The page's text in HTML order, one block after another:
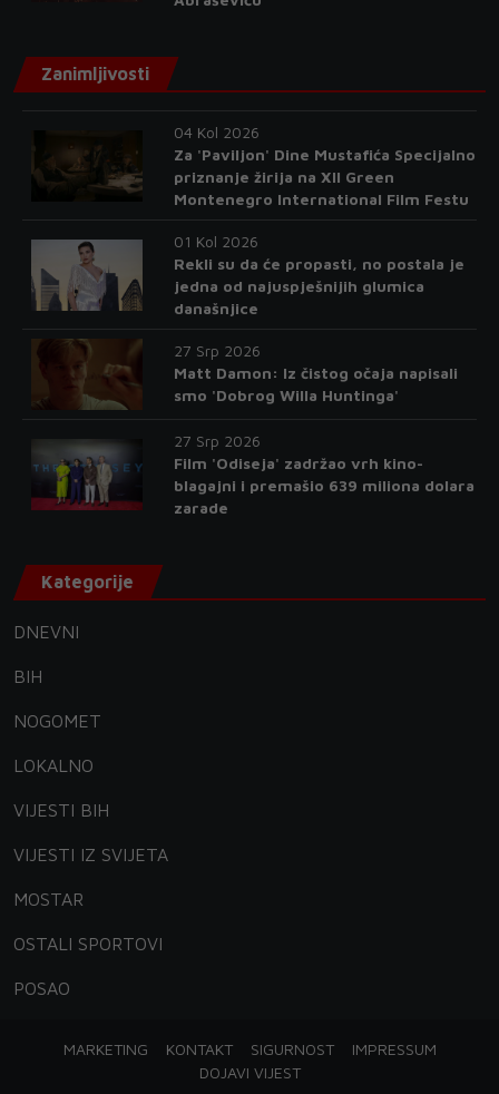
Zanimljivosti
04 Kol 2026
Za 'Paviljon' Dine Mustafića Specijalno
priznanje žirija na XII Green
Montenegro International Film Festu
01 Kol 2026
Rekli su da će propasti, no postala je
jedna od najuspješnijih glumica
današnjice
27 Srp 2026
Matt Damon: Iz čistog očaja napisali
smo 'Dobrog Willa Huntinga'
27 Srp 2026
Film 'Odiseja' zadržao vrh kino-
blagajni i premašio 639 miliona dolara
zarade
Kategorije
DNEVNI
BIH
NOGOMET
LOKALNO
VIJESTI BIH
VIJESTI IZ SVIJETA
MOSTAR
OSTALI SPORTOVI
POSAO
MARKETING KONTAKT SIGURNOST
IMPRESSUM
DOJAVI VIJEST